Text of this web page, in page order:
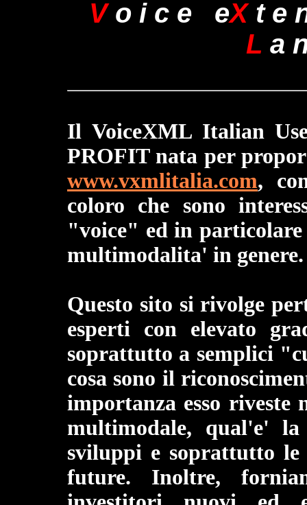
Vo i c e eXt e
L a
Il VoiceXML Italian
PROFIT nata per
www.vxmlitalia.com,
coloro che sono
"voice" ed in
multimodalita' in genere.
Questo sito si rivolge
esperti con elevato
soprattutto a semplici
cosa sono il
importanza esso riveste
multimodale, qual'e'
sviluppi e soprattutto
future. Inoltre,